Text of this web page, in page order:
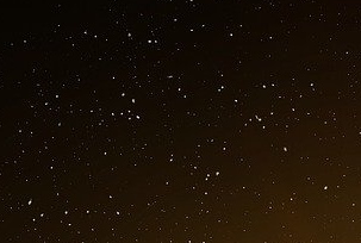
déclaré. « C’est là toute la
C’est juste étonnant. »
Rescue